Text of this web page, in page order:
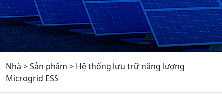
Nhà >Sản phẩm > Hệ thống lưu trữ năng lượng
Microgrid ESS